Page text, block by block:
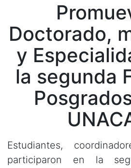
Doctorado,
y
la segunda
Estudiantes,
participaron en la